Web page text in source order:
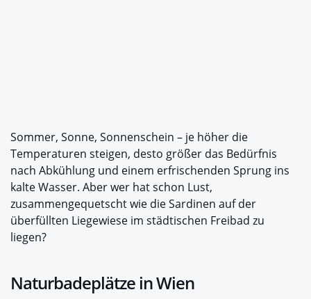
Sommer, Sonne, Sonnenschein – je höher die
Temperaturen steigen, desto größer das Bedürfnis
nach Abkühlung und einem erfrischenden Sprung ins
kalte Wasser. Aber wer hat schon Lust,
zusammengequetscht wie die Sardinen auf der
überfüllten Liegewiese im städtischen Freibad zu
liegen?
Naturbadeplätze in Wien